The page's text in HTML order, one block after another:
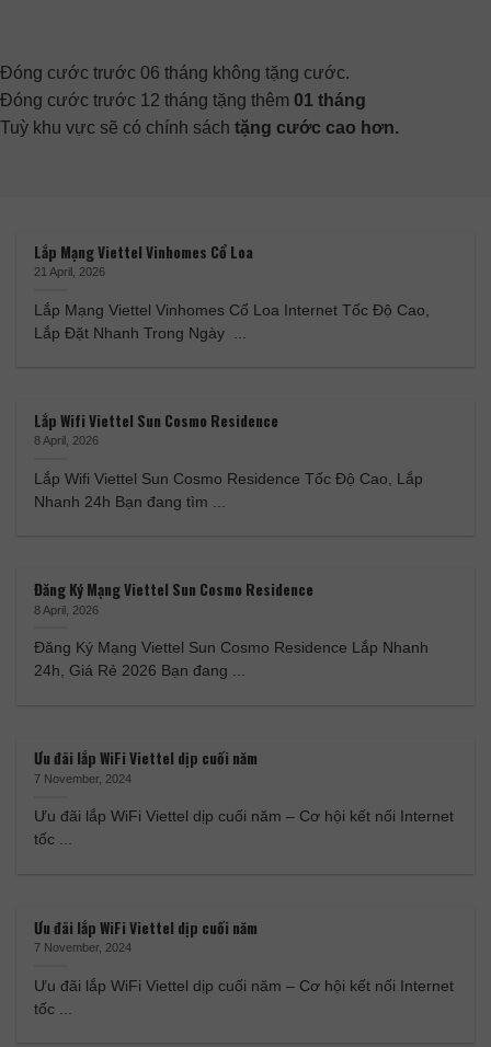
Đóng cước trước 06 tháng không tặng cước.
Đóng cước trước 12 tháng tặng thêm 01 tháng
Tuỳ khu vực sẽ có chính sách tặng cước cao hơn.
Lắp Mạng Viettel Vinhomes Cổ Loa
21 April, 2026
Lắp Mạng Viettel Vinhomes Cổ Loa Internet Tốc Độ Cao,
Lắp Đặt Nhanh Trong Ngày ...
Lắp Wifi Viettel Sun Cosmo Residence
8 April, 2026
Lắp Wifi Viettel Sun Cosmo Residence Tốc Độ Cao, Lắp
Nhanh 24h Bạn đang tìm ...
Đăng Ký Mạng Viettel Sun Cosmo Residence
8 April, 2026
Đăng Ký Mạng Viettel Sun Cosmo Residence Lắp Nhanh
24h, Giá Rẻ 2026 Bạn đang ...
Ưu đãi lắp WiFi Viettel dịp cuối năm
7 November, 2024
Ưu đãi lắp WiFi Viettel dịp cuối năm – Cơ hội kết nối Internet
tốc ...
Ưu đãi lắp WiFi Viettel dịp cuối năm
7 November, 2024
Ưu đãi lắp WiFi Viettel dịp cuối năm – Cơ hội kết nối Internet
tốc ...